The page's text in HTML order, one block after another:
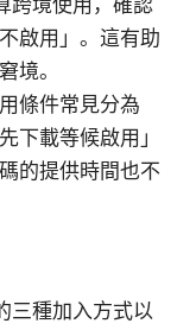
啟用」。這有助
境。
條件常見分為
下載等候啟用」
的提供時間也不
三種加入方式以